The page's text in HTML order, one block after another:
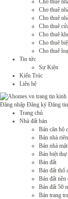
Cho thuê
Cho thuê
Cho thuê
Cho thuê
Cho thuê
Cho thuê
Cho thuê
Tin tức
Sự Kiện
Kiến Trúc
Liên hệ
Đăng nhập Đăng ký Đăng tin
Trang chủ
Nhà đất bán
Bán căn hộ
Bán nhà
Bán nhà
Bán biệt
Bán đất
Bán đất thổ
Bán đất nền
Bán đất 50
Bán trang